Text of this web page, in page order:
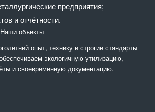
предприятия;
и отчётности.
Наши объекты
опыт, технику и строгие стандарты
экологичную утилизацию,
и своевременную документацию.